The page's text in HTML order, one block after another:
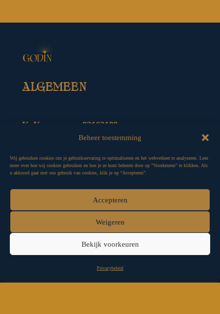
Beheer toestemming
Wij gebruiken cookies om je gebruikservaring te optimaliseren en het webverkeer te analyseren. Lees
meer over hoe wij cookies gebruiken en hoe je ze kunt beheren door op "Voorkeuren" te klikken. Als
u akkoord gaat met ons gebruik van cookies, klik je op “Accepteren”.
Accepteren
Weigeren
Bekijk voorkeuren
Privacybeleid
ALGEMEEN
KvK-nummer.: 93162189
E-mail: info@godin.nl
Privacybeleid
Godin
Webshop
Het Godinnenfestival
Contact